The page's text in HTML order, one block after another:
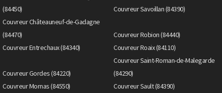
(84450)
Couvreur Savoillan (84390)
Couvreur Châteauneuf-de-Gadagne
(84470)
Couvreur Robion (84440)
Couvreur Entrechaux (84340)
Couvreur Roaix (84110)
Couvreur Gordes (84220)
Couvreur Saint-Roman-de-Malegarde
(84290)
Couvreur Mornas (84550)
Couvreur Sault (84390)